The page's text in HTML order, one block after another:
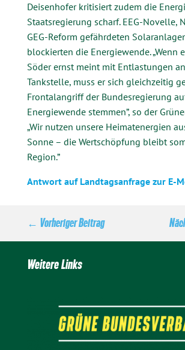
Deisenhofer kritisiert zudem die
Staatsregierung scharf. EEG-Novelle,
GEG-Reform gefährdeten
blockierten die Energiewende. „Wenn
Söder ernst meint mit Entlastungen
Tankstelle, muss er sich gleichzeitig
Frontalangriff der Bundesregierung
Energiewende stemmen”, so der
„Wir nutzen unsere Heimatenergien
Sonne – die Wertschöpfung bleibt
Region.”
Antwort auf Landtagsanfrage zur E-
← Vorheriger Beitrag
Weitere Links